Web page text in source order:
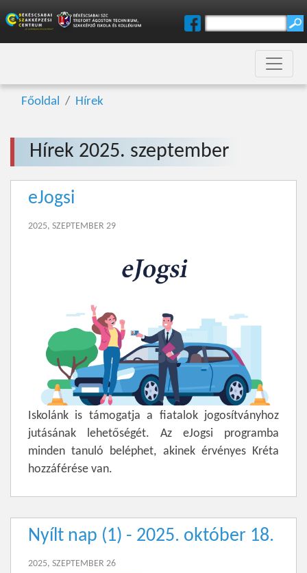
Főoldal Hírek
Hírek 2025. szeptember
eJogsi
2025, SZEPTEMBER 29
Iskolánk is támogatja a fiatalok jogosítványhoz
jutásának lehetőségét. Az eJogsi programba
minden tanuló beléphet, akinek érvényes Kréta
hozzáférése van.
Nyílt nap (1) - 2025. október 18.
2025, SZEPTEMBER 26